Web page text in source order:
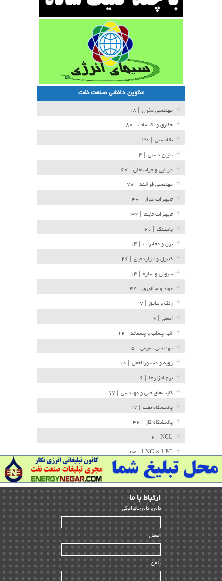
عناوین دانشی صنعت نفت
مهندسی مخزن
حفاری و اکتشاف
بالادستی
پایین دستی
دریایی و فراساحلی
مهندسی فرآیند
تجهیزات دوار
تجهیزات ثابت
پایپینگ
برق و مخابرات
کنترل و ابزاردقیق
سیویل و سازه
مواد و متالوژی
رنگ و عایق
ایمنی
آب، پساب و پسماند
مهندسی عمومی
رویه و دستورالعمل
نرم افزارها
کلیپ‌های فنی و مهندسی
پالایشگاه نفت
پالایشگاه گاز
NGL
LNG & LPG | ۱۳
خط لوله | ۳۶
مخازن ذخیره | ۱۵
پتروشیمی | ۱۴
بازرسی و QC | ۱۵
HSE | ۳۹
ساخت و نصب | ۱۲
راه اندازی | ۹
سازندگان و تامین کنندگان | ۱۰
ارﺗﺒﺎط ﺑﺎ ما
ﻧﺎم و ﻧﺎم ﺧﺎﻧﻮادﮔﻰ
ایمیل
تلفن